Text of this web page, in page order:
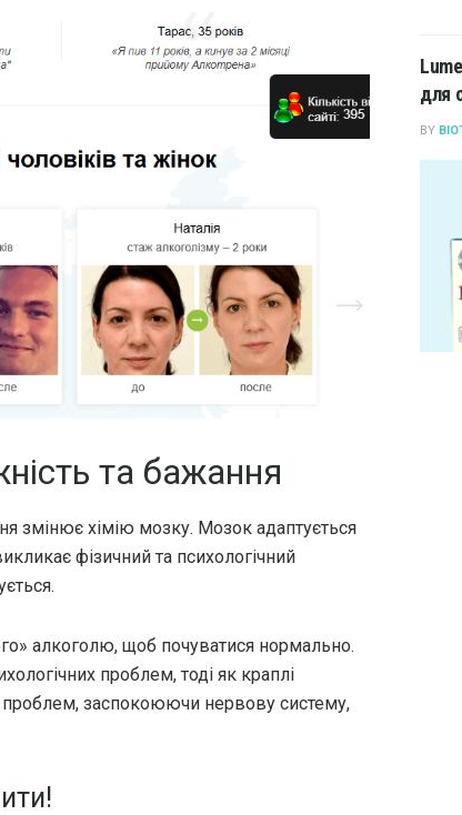
та бажання
змінює хімію мозку. Мозок адаптується
фізичний та психологічний
алкоголю, щоб почуватися нормально.
проблем, тоді як краплі
проблем, заспокоюючи нервову систему,
для
BY